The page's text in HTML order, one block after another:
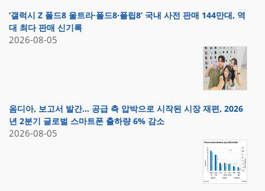
‘갤럭시 Z 폴드8 울트라·폴드8·플립8’ 국내 사전 판매 144만대, 역
대 최다 판매 신기록
2026-08-05
옴디아, 보고서 발간… 공급 측 압박으로 시작된 시장 재편, 2026
년 2분기 글로벌 스마트폰 출하량 6% 감소
2026-08-05